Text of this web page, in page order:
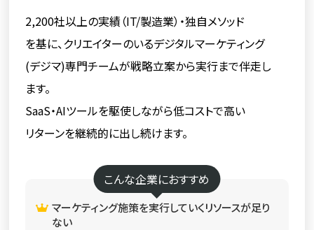
2,200社以上の実績（IT/製造業）・独自メソッド
を基に、クリエイターのいるデジタルマーケティング
(デジマ)専門チームが戦略立案から実行まで伴走し
ます。
SaaS・AIツールを駆使しながら低コストで高い
リターンを継続的に出し続けます。
こんな企業におすすめ
マーケティング施策を実行していくリソースが足り
ない